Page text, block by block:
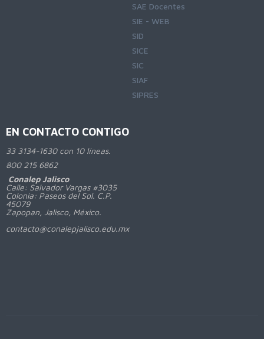
SAE Docentes
SIE - WEB
SID
SICE
SIC
SIAF
SIPRES
EN CONTACTO CONTIGO
33 3134-1630 con 10 líneas.
800215 6862
Conalep Jalisco
Calle: Salvador Vargas #3035
Colonia: Paseos del Sol. C.P.
45079
Zapopan, Jalisco, México.
contacto@conalepjalisco.edu.mx